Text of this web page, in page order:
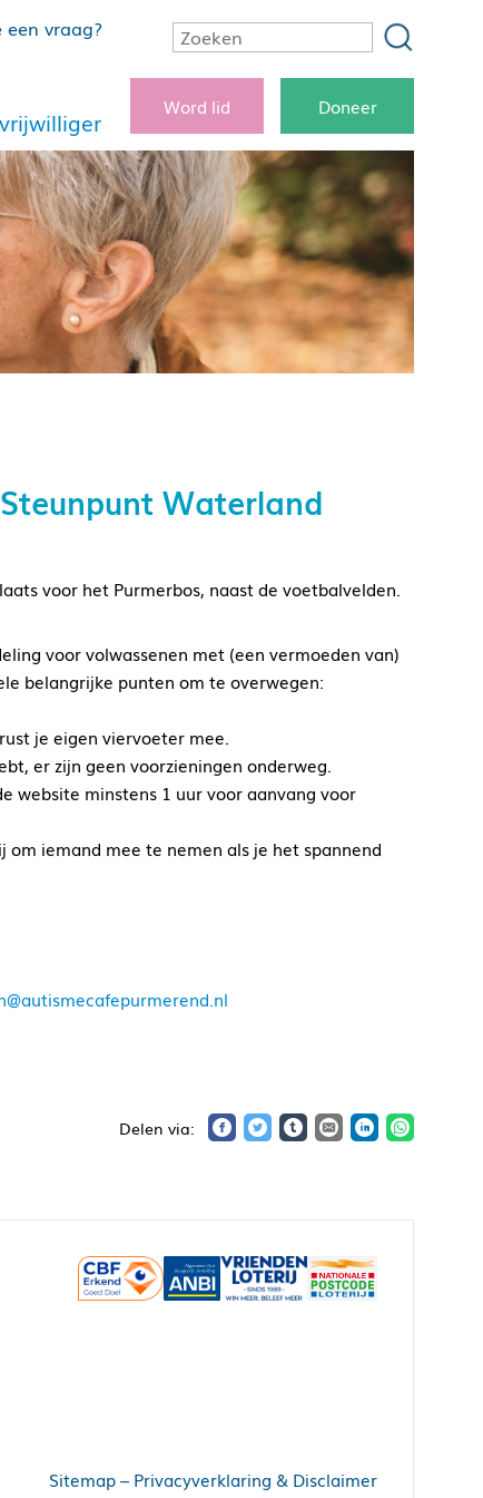
een vraag?
Word lid Doneer
Waterland
voor het Purmerbos, naast de voetbalvelden.
voor volwassenen met (een vermoeden van)
belangrijke punten om te overwegen:
je eigen viervoeter mee.
er zijn geen voorzieningen onderweg.
website minstens 1 uur voor aanvang voor
iemand mee te nemen als je het spannend
Sitemap– Privacyverklaring & Disclaimer